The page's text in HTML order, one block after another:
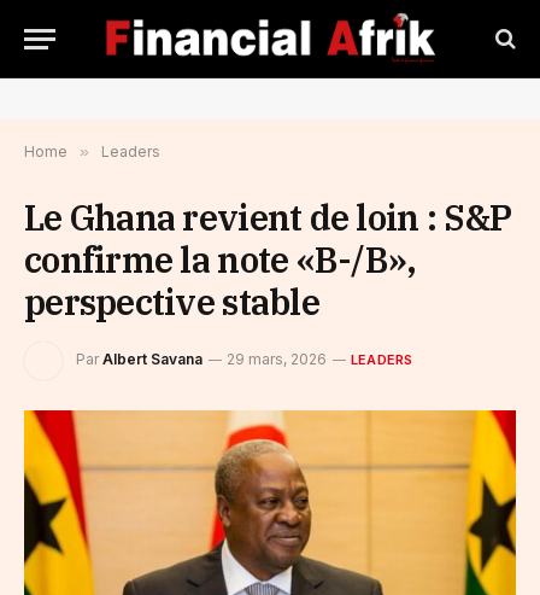
Home » Leaders
Le Ghana revient de loin : S&P
confirme la note «B-/B»,
perspective stable
Par Albert Savana 29 mars, 2026 LEADERS